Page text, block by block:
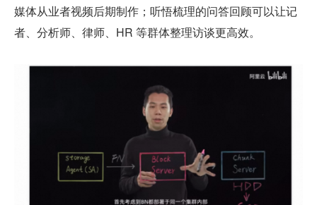
媒体从业者视频后期制作；听悟梳理的问答回顾可以让记
者、分析师、律师、HR 等群体整理访谈更高效。